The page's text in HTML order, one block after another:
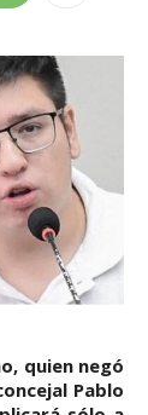
quien negó
Pablo